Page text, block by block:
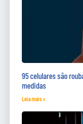
95 celulares são
medidas
Leia mais »